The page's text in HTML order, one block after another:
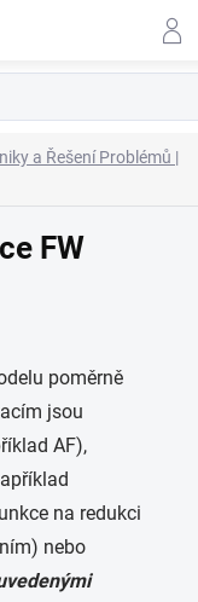
a Řešení Problémů |
FW
poměrně
jsou
AF),
na redukci
nebo